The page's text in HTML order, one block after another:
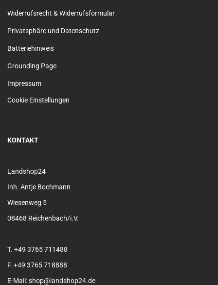
Widerrufsrecht & Widerrufsformular
Privatsphäre und Datenschutz
Batteriehinweis
Grounding Page
Impressum
Cookie Einstellungen
KONTAKT
Landshop24
Inh. Antje Bochmann
Wiesenweg 5
08468 Reichenbach/i.V.
T. +49 3765 711488
F. +49 3765 718888
E-Mail: shop@landshop24.de